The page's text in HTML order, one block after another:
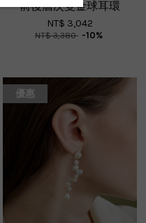
前後層次雙金球耳環
NT$ 3,042
NT$ 3,380 -10%
優惠